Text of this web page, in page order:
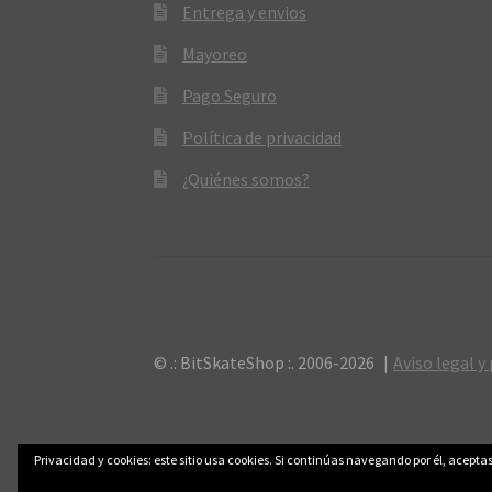
Entrega y envios
Mayoreo
Pago Seguro
Política de privacidad
¿Quiénes somos?
© .: BitSkateShop :. 2006-2026 Aviso legal y
Privacidad y cookies: este sitio usa cookies. Si continúas navegando por él,